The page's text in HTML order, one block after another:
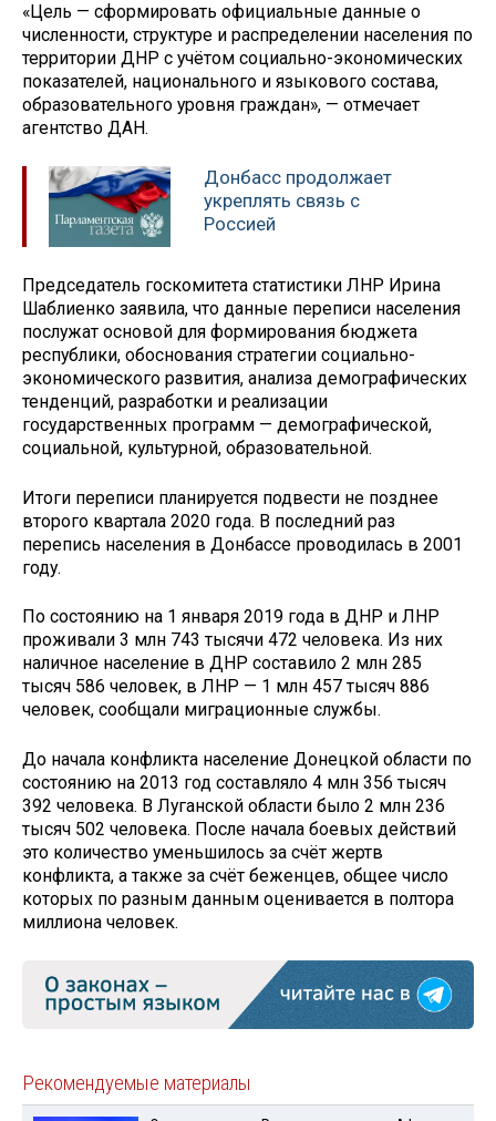
«Цель — сформировать официальные данные о
численности, структуре и распределении населения по
территории ДНР с учётом социально-экономических
показателей, национального и языкового состава,
образовательного уровня граждан», — отмечает
агентство ДАН.
Донбасс продолжает
укреплять связь с
Россией
Председатель госкомитета статистики ЛНР Ирина
Шаблиенко заявила, что данные переписи населения
послужат основой для формирования бюджета
республики, обоснования стратегии социально-
экономического развития, анализа демографических
тенденций, разработки и реализации
государственных программ — демографической,
социальной, культурной, образовательной.
Итоги переписи планируется подвести не позднее
второго квартала 2020 года. В последний раз
перепись населения в Донбассе проводилась в 2001
году.
По состоянию на 1 января 2019 года в ДНР и ЛНР
проживали 3 млн 743 тысячи 472 человека. Из них
наличное население в ДНР составило 2 млн 285
тысяч 586 человек, в ЛНР — 1 млн 457 тысяч 886
человек, сообщали миграционные службы.
До начала конфликта население Донецкой области по
состоянию на 2013 год составляло 4 млн 356 тысяч
392 человека. В Луганской области было 2 млн 236
тысяч 502 человека. После начала боевых действий
это количество уменьшилось за счёт жертв
конфликта, а также за счёт беженцев, общее число
которых по разным данным оценивается в полтора
миллиона человек.
Рекомендуемые материалы